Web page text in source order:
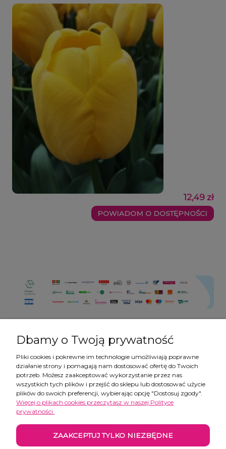
12,49 zł
POWIADOM O DOSTĘPNOŚCI
Pomoc
Moje konto
Płatności i dostawa
Dbamy o Twoją prywatność
Pliki cookies i pokrewne im technologie umożliwiają poprawne
działanie strony i pomagają nam dostosować ofertę do Twoich
potrzeb. Możesz zaakceptować wykorzystanie przez nas
wszystkich tych plików i przejść do sklepu lub dostosować użycie
plików do swoich preferencji, wybierając opcję "Dostosuj zgody".
Więcej o plikach cookies przeczytasz w naszej Polityce
prywatności.
ZAAKCEPTUJ TYLKO NIEZBĘDNE